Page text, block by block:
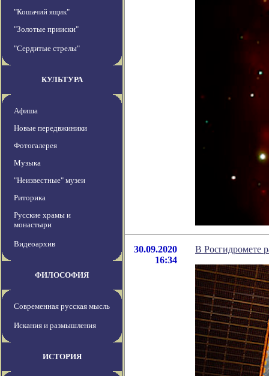
"Кошачий ящик"
"Золотые прииски"
"Сердитые стрелы"
КУЛЬТУРА
Афиша
Новые передвжиники
Фотогалерея
Музыка
"Неизвестные" музеи
Риторика
Русские храмы и
монастыри
Видеоархив
ФИЛОСОФИЯ
Современная русская мысль
Искания и размышления
ИСТОРИЯ
30.09.2020
16:34
В Росгидромете